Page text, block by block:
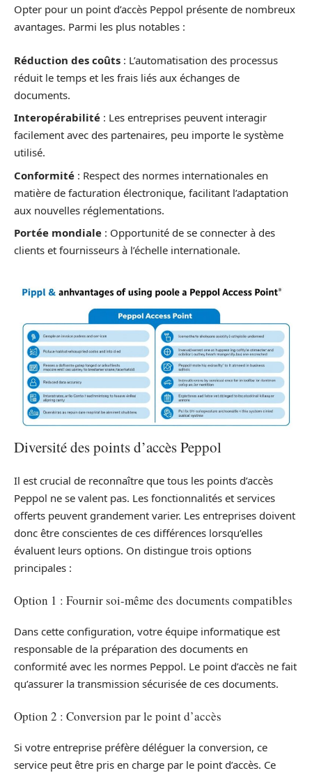
Opter pour un point d’accès Peppol présente de nombreux
avantages. Parmi les plus notables :
Réduction des coûts : L’automatisation des processus
réduit le temps et les frais liés aux échanges de
documents.
Interopérabilité : Les entreprises peuvent interagir
facilement avec des partenaires, peu importe le système
utilisé.
Conformité : Respect des normes internationales en
matière de facturation électronique, facilitant l’adaptation
aux nouvelles réglementations.
Portée mondiale : Opportunité de se connecter à des
clients et fournisseurs à l’échelle internationale.
Diversité des points d’accès Peppol
Il est crucial de reconnaître que tous les points d’accès
Peppol ne se valent pas. Les fonctionnalités et services
offerts peuvent grandement varier. Les entreprises doivent
donc être conscientes de ces différences lorsqu’elles
évaluent leurs options. On distingue trois options
principales :
Option 1 : Fournir soi-même des documents compatibles
Dans cette configuration, votre équipe informatique est
responsable de la préparation des documents en
conformité avec les normes Peppol. Le point d’accès ne fait
qu’assurer la transmission sécurisée de ces documents.
Option 2 : Conversion par le point d’accès
Si votre entreprise préfère déléguer la conversion, ce
service peut être pris en charge par le point d’accès. Ce